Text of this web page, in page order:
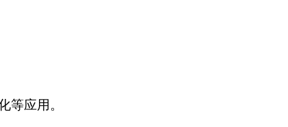
等应用。